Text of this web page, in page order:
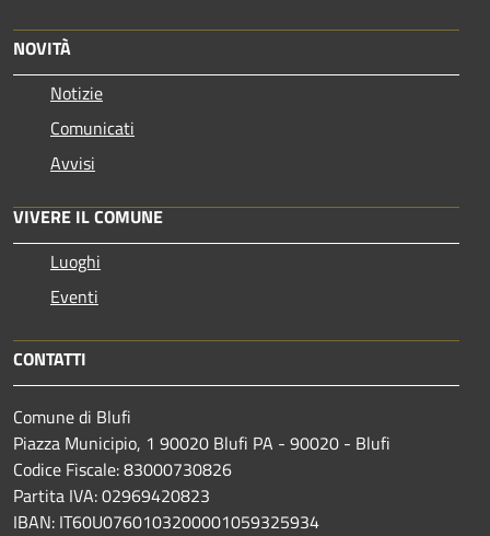
NOVITÀ
Notizie
Comunicati
Avvisi
VIVERE IL COMUNE
Luoghi
Eventi
CONTATTI
Comune di Blufi
Piazza Municipio, 1 90020 Blufi PA - 90020 - Blufi
Codice Fiscale: 83000730826
Partita IVA: 02969420823
IBAN: IT60U0760103200001059325934